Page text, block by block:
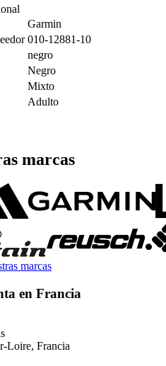
Garmin
010-12881-10
negro
Negro
Mixto
Adulto
marcas
marcas
en Francia
Loire, Francia